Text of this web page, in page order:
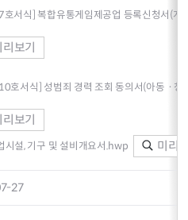
호서식] 복합유통게임제공업 등록신청서(
리보기
호서식] 성범죄 경력 조회 동의서(아동ㆍ
리보기
시설, 기구 및 설비개요서.hwp 미리
27